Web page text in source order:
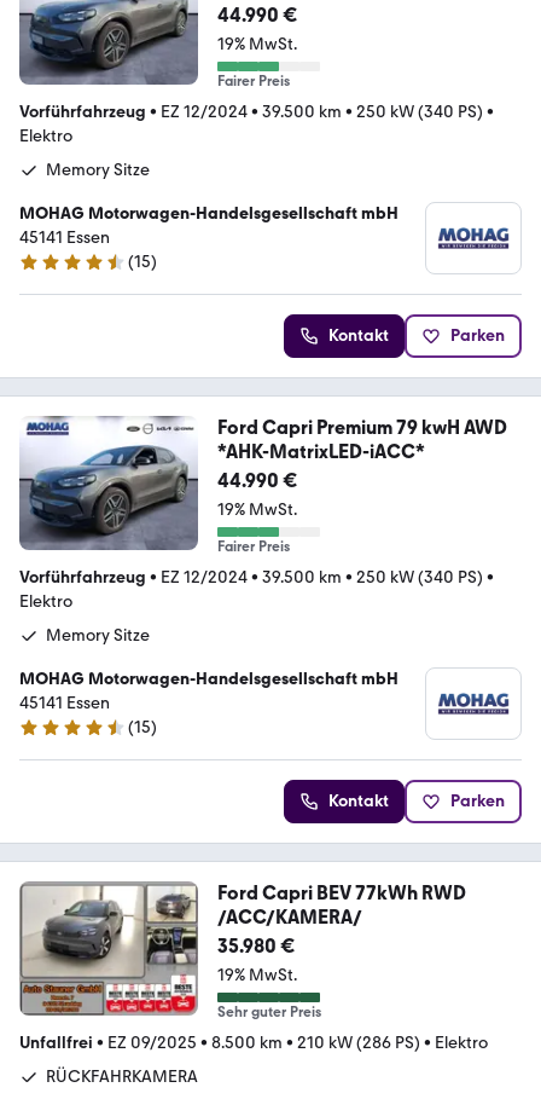
*AHK-MatrixLED-iACC*
44.990 €
19% MwSt.
Fairer Preis
Vorführfahrzeug • EZ 12/2024• 39.500 km • 250 kW (340 PS) •
Elektro
Memory Sitze
MOHAG Motorwagen-Handelsgesellschaft mbH
45141 Essen
4.7 Sterne
(15)
Kontakt Parken
Ford Capri Premium 79 kwH AWD
*AHK-MatrixLED-iACC*
44.990 €
19% MwSt.
Fairer Preis
Vorführfahrzeug • EZ 12/2024• 39.500 km • 250 kW (340 PS) •
Elektro
Memory Sitze
MOHAG Motorwagen-Handelsgesellschaft mbH
45141 Essen
4.7 Sterne
(15)
Kontakt Parken
Ford Capri BEV 77kWh RWD
/ACC/KAMERA/
35.980 €
19% MwSt.
Sehr guter Preis
Unfallfrei • EZ 09/2025 • 8.500 km • 210 kW (286 PS) • Elektro
RÜCKFAHRKAMERA